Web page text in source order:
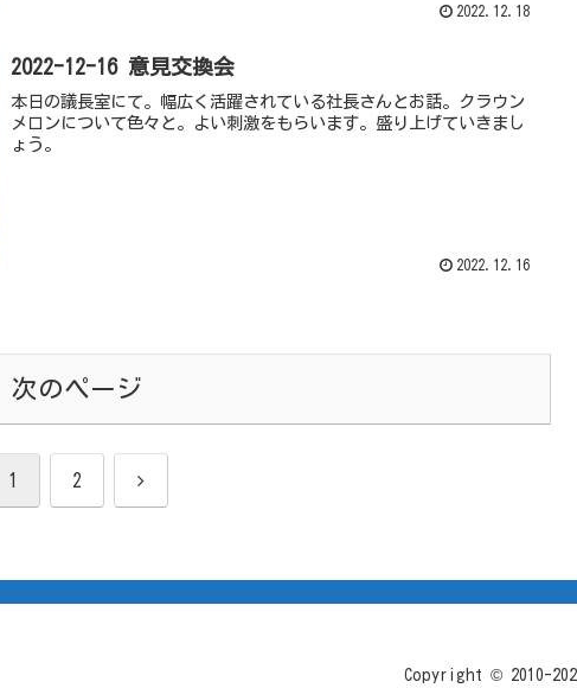
2022.12.18
2022-12-16 意見交換会
本日の議長室にて。幅広く活躍されている社長さんとお話。クラウン
メロンについて色々と。よい刺激をもらいます。盛り上げていきまし
ょう。
2022.12.16
次のページ
1 2 次
Copyright © 2010-